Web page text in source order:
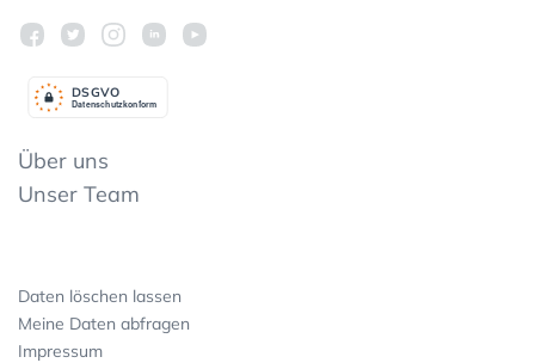
Datenschutzkonform
DSGVO
Über uns
Unser Team
Daten löschen lassen
Meine Daten abfragen
Impressum